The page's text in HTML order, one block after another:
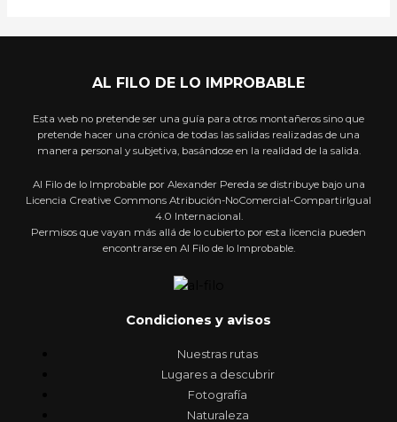
AL FILO DE LO IMPROBABLE
Esta web no pretende ser una guía para otros montañeros sino que
pretende hacer una crónica de todas las salidas realizadas de una
manera personal y subjetiva, basándose en la realidad de la salida.
Al Filo de lo Improbable por Alexander Pereda se distribuye bajo una
Licencia Creative Commons Atribución-NoComercial-CompartirIgual
4.0 Internacional.
Permisos que vayan más allá de lo cubierto por esta licencia pueden
encontrarse en Al Filo de lo Improbable.
Condiciones y avisos
Nuestras rutas
Lugares a descubrir
Fotografía
Naturaleza